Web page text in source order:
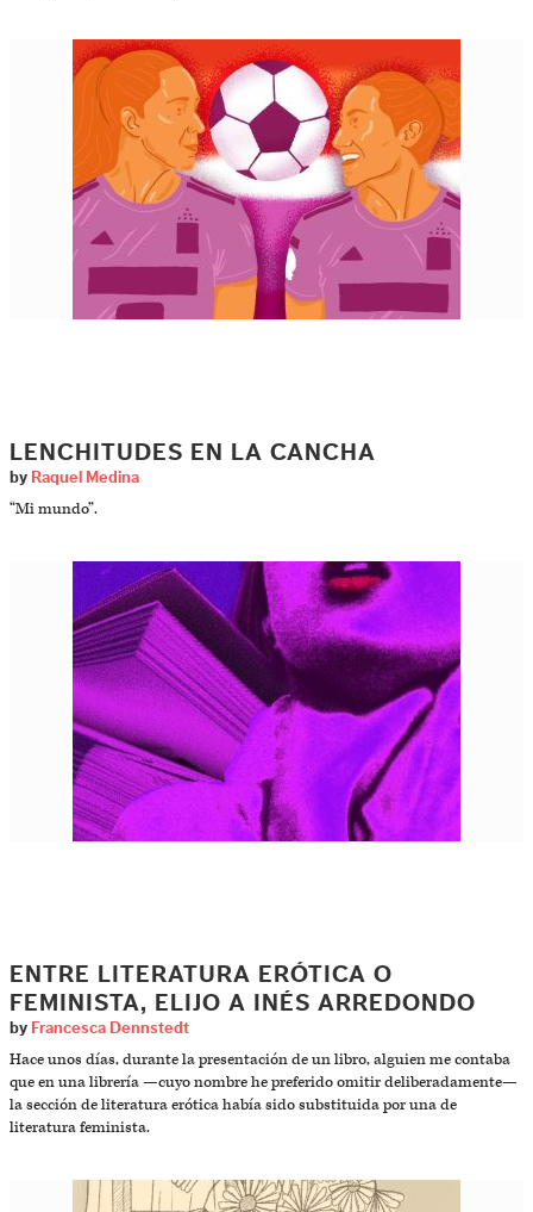
LENCHITUDES EN LA CANCHA
by Raquel Medina
“Mi mundo”.
ENTRE LITERATURA ERÓTICA O
FEMINISTA, ELIJO A INÉS ARREDONDO
by Francesca Dennstedt
Hace unos días, durante la presentación de un libro, alguien me contaba
que en una librería —cuyo nombre he preferido omitir deliberadamente—
la sección de literatura erótica había sido substituida por una de
literatura feminista.